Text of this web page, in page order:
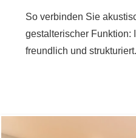
So verbinden Sie
gestalterischer Funktion:
freundlich und strukturiert.